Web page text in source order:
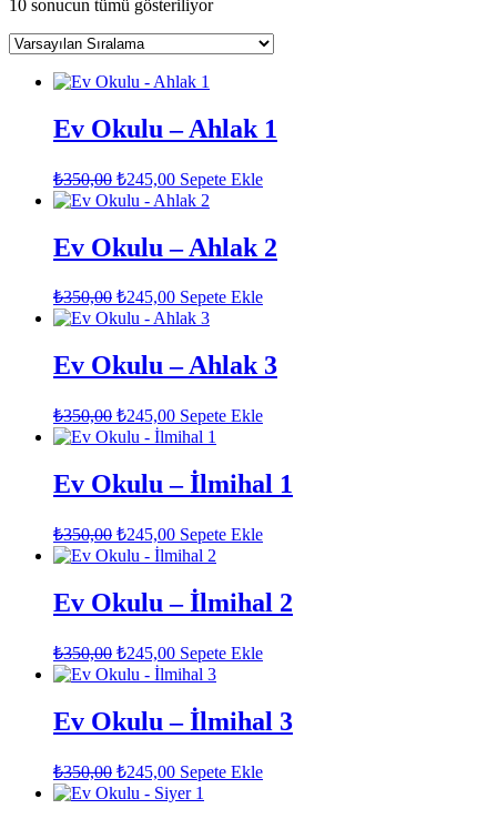
10 sonucun tümü gösteriliyor
Ev Okulu – Ahlak 1
₺350,00 Orijinal
fiyat:
₺245,00Şu
andaki
fiyat:
₺245,00.
Sepete Ekle
Ev Okulu – Ahlak 2
₺350,00 Orijinal
fiyat:
₺245,00Şu
andaki
fiyat:
₺245,00.
Sepete Ekle
Ev Okulu – Ahlak 3
₺350,00 Orijinal
fiyat:
₺245,00Şu
andaki
fiyat:
₺245,00.
Sepete Ekle
Ev Okulu – İlmihal 1
₺350,00 Orijinal
fiyat:
₺245,00Şu
andaki
fiyat:
₺245,00.
Sepete Ekle
Ev Okulu – İlmihal 2
₺350,00 Orijinal
fiyat:
₺245,00Şu
andaki
fiyat:
₺245,00.
Sepete Ekle
Ev Okulu – İlmihal 3
₺350,00 Orijinal
fiyat:
₺245,00Şu
andaki
fiyat:
Sepete Ekle